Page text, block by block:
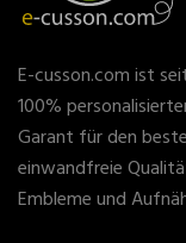
E-cusson.com ist
100%
Garant für den
einwandfreie
Embleme und